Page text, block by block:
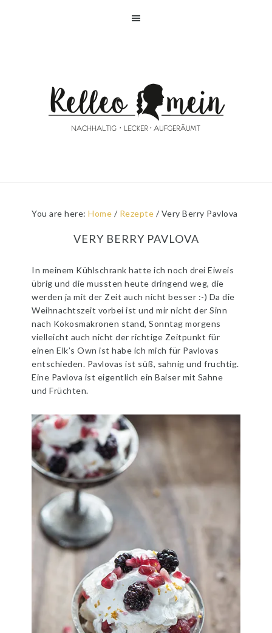
You are here:Home / Rezepte / Very Berry Pavlova
VERY BERRY PAVLOVA
In meinem Kühlschrank hatte ich noch drei Eiweis
übrig und die mussten heute dringend weg, die
werden ja mit der Zeit auch nicht besser :-) Da die
Weihnachtszeit vorbei ist und mir nicht der Sinn
nach Kokosmakronen stand, Sonntag morgens
vielleicht auch nicht der richtige Zeitpunkt für
einen Elk’s Own ist habe ich mich für Pavlovas
entschieden. Pavlovas ist süß, sahnig und fruchtig.
Eine Pavlova ist eigentlich ein Baiser mit Sahne
und Früchten.